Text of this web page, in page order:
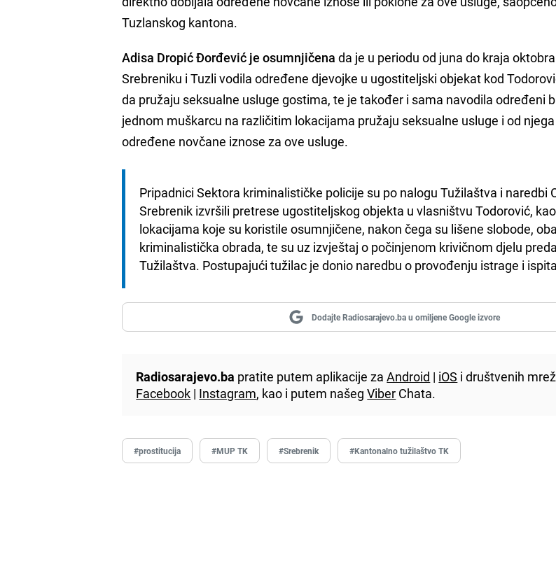
Tuzlanskog kantona.
Adisa Dropić Đorđević je osumnjičena da je u periodu od juna do kraja
Srebreniku i Tuzli vodila određene djevojke u ugostiteljski objekat kod
da pružaju seksualne usluge gostima, te je također i sama navodila određeni
jednom muškarcu na različitim lokacijama pružaju seksualne usluge i od
određene novčane iznose za ove usluge.
Pripadnici Sektora kriminalističke policije su po nalogu Tužilaštva i naredbi
Srebrenik izvršili pretrese ugostiteljskog objekta u vlasništvu Todorović,
lokacijama koje su koristile osumnjičene, nakon čega su lišene slobode,
kriminalistička obrada, te su uz izvještaj o počinjenom krivičnom djelu
Tužilaštva. Postupajući tužilac je donio naredbu o provođenju istrage i
Dodajte Radiosarajevo.ba u omiljene Google izvore
Radiosarajevo.ba pratite putem aplikacije zaAndroid | iOS i društvenih
Facebook | Instagram, kao i putem našegViber Chata.
#prostitucija #MUP TK #Srebrenik #Kantonalno tužilaštvo TK